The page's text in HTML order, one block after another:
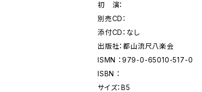
初 演：
別売CD：
添付CD：なし
出版社：都山流尺八楽会
ISMN ：979-0-65010-517-0
ISBN ：
サイズ：B5